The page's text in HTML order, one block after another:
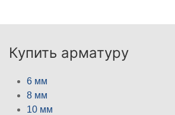
Купить арматуру
6 мм
8 мм
10 мм